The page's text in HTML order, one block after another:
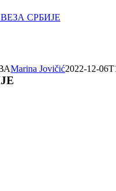
СРБИЈЕ
Marina Jovičić2022-12-